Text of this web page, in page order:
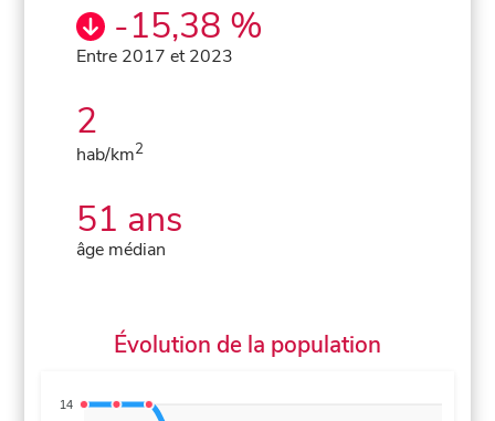
-15,38 %
Entre 2017 et 2023
2
hab/km2
51 ans
âge médian
Évolution de la population
14